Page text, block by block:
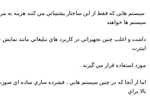
سيستم هايي که فقط از اين ساختار پشتيباني مي کنند هزينه به
سيستم ها خواهند
داشت و اغلب چنين تجهيزاتي در کاربرد هاي تبليغاتي مانند نمايش
اينترت
مورد استفاده قرار مي گيرند .
اما از آنجا که در چنين سيستم هايي ، فشرده سازي ساده اي
بالا براي